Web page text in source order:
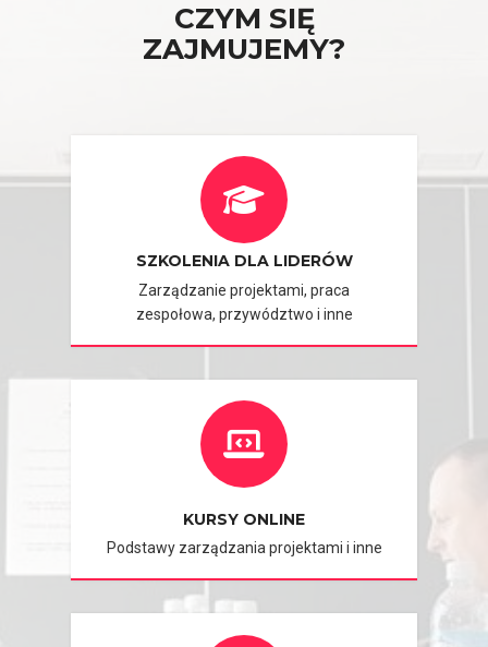
CZYM SIĘ
ZAJMUJEMY?
SZKOLENIA DLA LIDERÓW
Zarządzanie projektami, praca
zespołowa, przywództwo i inne
KURSY ONLINE
Podstawy zarządzania projektami i inne